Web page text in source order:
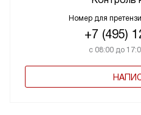
Номер для
+7 (495)
с 08:00 до